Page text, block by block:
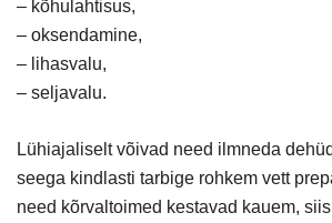
– kõhulahtisus,
– oksendamine,
– lihasvalu,
– seljavalu.
Lühiajaliselt võivad need ilmneda
seega kindlasti tarbige rohkem vett
need kõrvaltoimed kestavad kauem,